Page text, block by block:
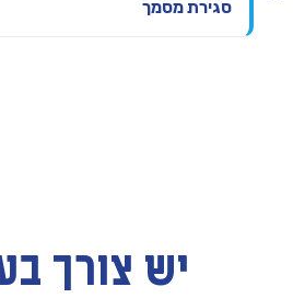
סגירת מסמך
יש צורך